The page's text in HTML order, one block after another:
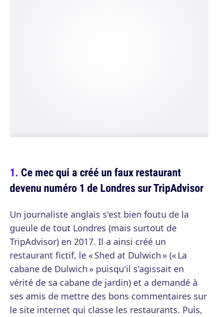
Ce mec qui a créé un faux restaurant
devenu numéro 1 de Londres sur TripAdvisor
Un journaliste anglais s'est bien foutu de la
gueule de tout Londres (mais surtout de
TripAdvisor) en 2017. Il a ainsi créé un
restaurant fictif, le « Shed at Dulwich » (« La
cabane de Dulwich » puisqu'il s'agissait en
vérité de sa cabane de jardin) et a demandé à
ses amis de mettre des bons commentaires sur
le site internet qui classe les restaurants. Puis,